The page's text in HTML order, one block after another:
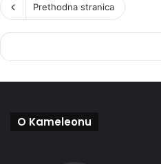
Prethodna stranica
O Kameleonu